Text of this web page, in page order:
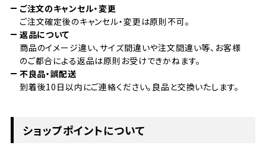
ご注文のキャンセル・変更
ご注文確定後のキャンセル・変更は原則不可。
返品について
商品のイメージ違い、サイズ間違いや注文間違い等、お客様
のご都合による返品は原則お受けできかねます。
不良品・誤配送
到着後10日以内にご連絡ください。良品と交換いたします。
ショップポイントについて